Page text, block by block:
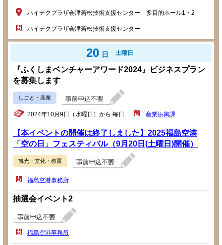
ハイテクプラザ会津若松技術支援センター 多目的ホール1・2
ハイテクプラザ会津若松技術支援センター
20 日 土曜日
『ふくしまベンチャーアワード2024』ビジネスプラン
を募集します
しごと・産業
2024年10月9日（水曜日）から 毎日 産業振興課
【本イベントの開催は終了しました】2025福島空港
「空の日」フェスティバル（9月20日(土曜日)開催）
観光・文化・教育
福島空港事務所
抽選会イベント2
福島空港事務所